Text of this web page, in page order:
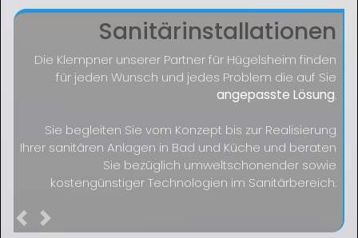
Sanitärinstallationen
Die Klempner unserer Partner für Hügelsheim finden
für jeden Wunsch und jedes Problem die auf Sie
angepasste Lösung.
Sie begleiten Sie vom Konzept bis zur Realisierung
Ihrer sanitären Anlagen in Bad und Küche und beraten
Sie bezüglich umweltschonender sowie
kostengünstiger Technologien im Sanitärbereich.
Previous